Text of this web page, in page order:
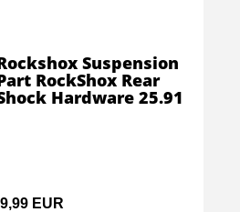
EUR
Suspension
RockShox Rear
Hardware 25.91